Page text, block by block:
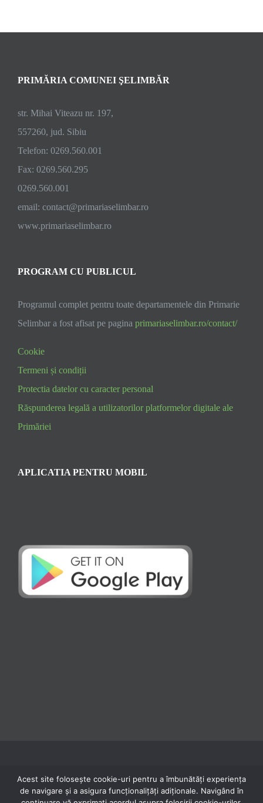
PRIMĂRIA COMUNEI ŞELIMBĂR
str. Mihai Viteazu nr. 197,
557260, jud. Sibiu
Telefon: 0269.560.001
Fax: 0269.560.295
0269.560.001
email: contact@primariaselimbar.ro
www.primariaselimbar.ro
PROGRAM CU PUBLICUL
Programul complet pentru toate departamentele din Primarie
Selimbar a fost afisat pe pagina primariaselimbar.ro/contact/
Cookie
Termeni și condiții
Protectia datelor cu caracter personal
Răspunderea legală a utilizatorilor platformelor digitale ale
Primăriei
APLICATIA PENTRU MOBIL
Acest site folosește cookie-uri pentru a îmbunătăți experiența
de navigare și a asigura funcționalițăți adiționale. Navigând în